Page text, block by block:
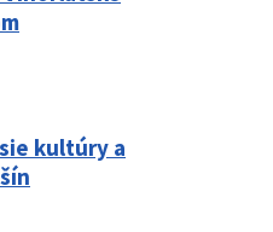
kultúry a